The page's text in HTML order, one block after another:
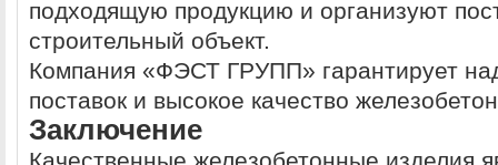
подходящую продукцию и организуют
строительный объект.
Компания «ФЭСТ ГРУПП» гарантирует
поставок и высокое качество
Заключение